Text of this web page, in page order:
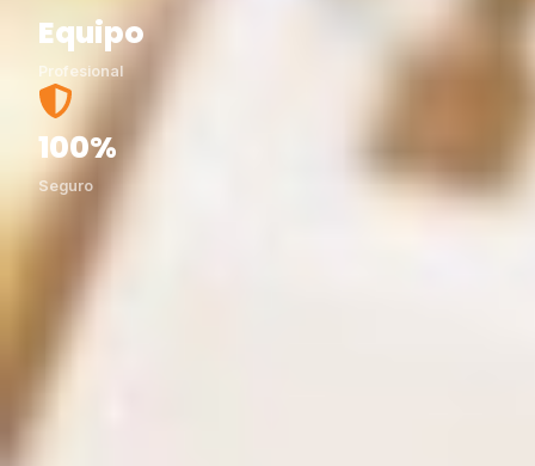
Equipo
Profesional
100%
Seguro